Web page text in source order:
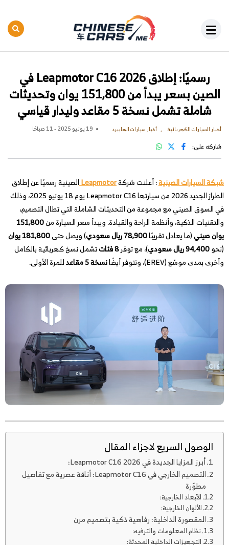
رسميًا: إطلاق 2026 Leapmotor C16 في
الصين بسعر يبدأ من 151,800 يوان وتحديثات
شاملة تشمل نسخة 5 مقاعد وليدار قياسي
أخبار السيارات الكهربائية أخبار سيارات الهايبرد 19 يونيو 2025 - 11 صباحًا
شاركه على:
شبكة السيارات الصينية: أعلنت شركةLeapmotor الصينية رسميًا عن إطلاق
الطراز الجديد 2026 من سيارتها Leapmotor C16 يوم 18 يونيو 2025، وذلك
في السوق الصيني مع مجموعة من التحديثات الشاملة التي تطال التصميم،
والتقنيات الذكية، وأنظمة الراحة والقيادة. ويبدأ سعر السيارة من151,800
يوان صيني(ما يعادل تقريبًا78,900 ريال سعودي ) ويصل حتى181,800 يوان
(نحو94,400 ريال سعودي )، مع توفر8 فئات
تشمل نسخ كهربائية بالكامل
وأخرى بمدى موسّع (EREV)، وتتوفر أيضًا
نسخة 5 مقاعد للمرة الأولى.
الوصول السريع لاجزاء المقال
أبرز المزايا الجديدة في 2026 Leapmotor C16:
التصميم الخارجي في Leapmotor C16: أناقة عصرية مع تفاصيل
مطوّرة
الأبعاد الخارجية:
الألوان الخارجية:
المقصورة الداخلية: رفاهية ذكية بتصميم مرن
نظام المعلومات والترفيه:
التجهيزات الداخلية المحدثة: